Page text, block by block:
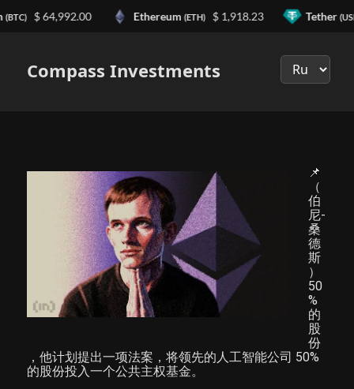
Compass Investments
📌
（
伯
尼-
桑
德
斯
）
50
%
的
股
份
，他计划提出一项法案，将领先的人工智能公司 50%
的股份投入一个公共主权基金。
(BTC) $ 64,992.00 Ethereum (ETH) $ 1,918.23 Tether